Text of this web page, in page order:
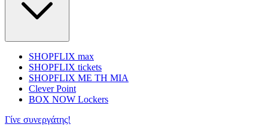
SHOPFLIX max
SHOPFLIX tickets
SHOPFLIX ΜΕ ΤΗ ΜΙΑ
Clever Point
BOX NOW Lockers
Γίνε συνεργάτης!